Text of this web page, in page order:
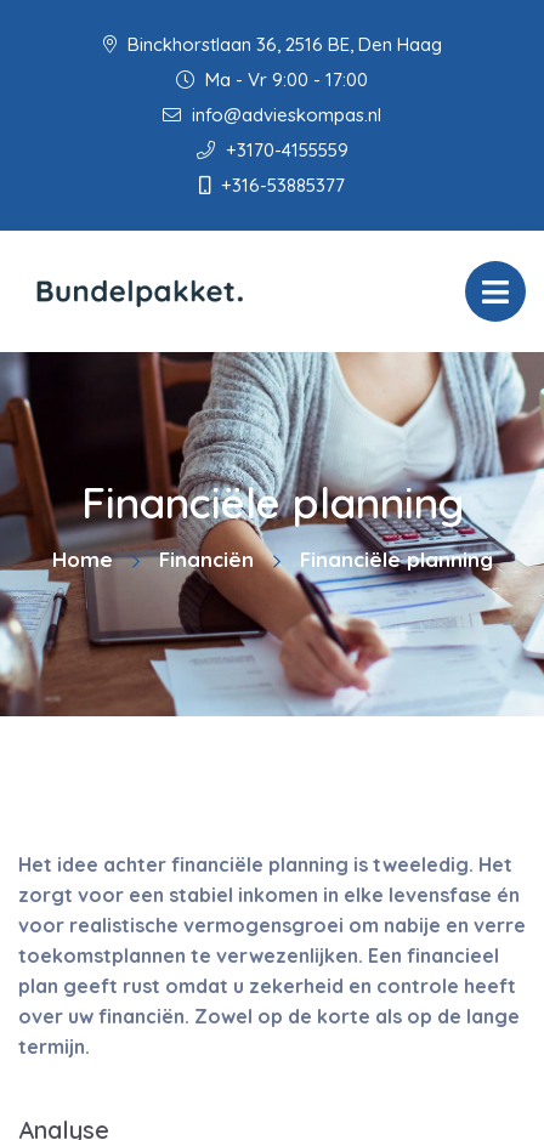
Binckhorstlaan 36, 2516 BE, Den Haag
Ma - Vr 9:00 - 17:00
info@advieskompas.nl
+3170-4155559
+316-53885377
Financiële planning
Home Financiën Financiële planning
Het idee achter financiële planning is tweeledig. Het
zorgt voor een stabiel inkomen in elke levensfase én
voor realistische vermogensgroei om nabije en verre
toekomstplannen te verwezenlijken. Een financieel
plan geeft rust omdat u zekerheid en controle heeft
over uw financiën. Zowel op de korte als op de lange
termijn.
Analyse